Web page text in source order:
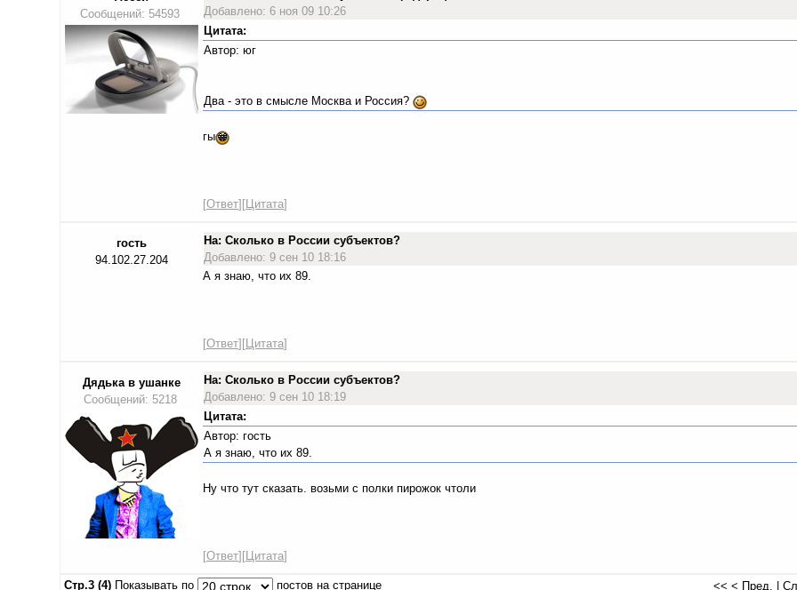
Сообщений: 54593
Добавлено: 6 ноя 09 10:26
Цитата:
Автор: юг
Два - это в смысле Москва и Россия?
гы
[Ответ][Цитата]
гость
94.102.27.204
На: Сколько в России субъектов?
Добавлено: 9 сен 10 18:16
А я знаю, что их 89.
[Ответ][Цитата]
Дядька в ушанке
Сообщений: 5218
На: Сколько в России субъектов?
Добавлено: 9 сен 10 18:19
Цитата:
Автор: гость
А я знаю, что их 89.
Ну что тут сказать. возьми с полки пирожок чтоли
[Ответ][Цитата]
Стр.3 (4) Показывать по постов на странице << < Пред.